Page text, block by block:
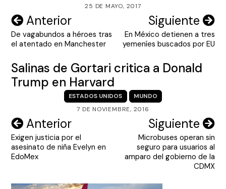
25 DE MAYO, 2017
Navegación
de
Anterior
De vagabundos a héroes tras
el atentado en Manchester
Siguiente
En México detienen a tres
yemeníes buscados por EU
Salinas de Gortari critica a Donald
Trump en Harvard
ESTADOS UNIDOS
MUNDO
7 DE NOVIEMBRE, 2016
Navegación
de
entradas
Anterior
Exigen justicia por el
asesinato de niña Evelyn en
EdoMex
Siguiente
Microbuses operan sin
seguro para usuarios al
amparo del gobierno de la
CDMX